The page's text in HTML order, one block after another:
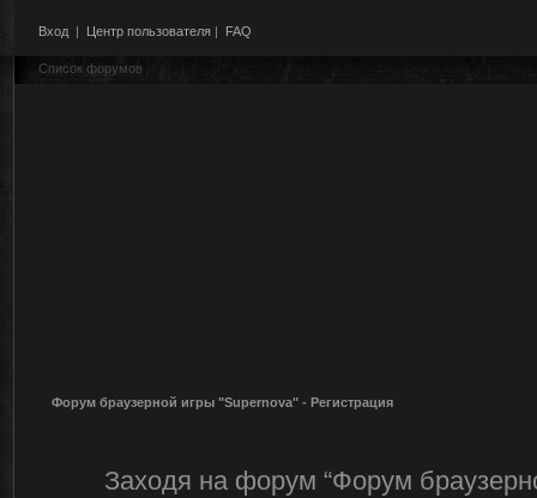
Вход | Центр пользователя | FAQ
Список форумов
Форум браузерной игры "Supernova" - Регистрация
Заходя на форум “Форум